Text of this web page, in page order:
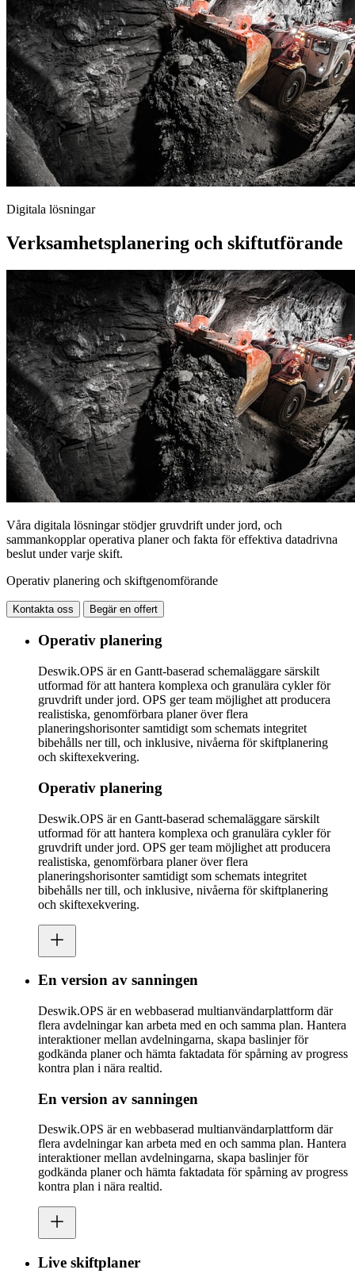
Digitala lösningar
Verksamhetsplanering och skiftutförande
Våra digitala lösningar stödjer gruvdrift under jord, och
sammankopplar operativa planer och fakta för effektiva datadrivna
beslut under varje skift.
Operativ planering och skiftgenomförande
Kontakta oss Begär en offert
Operativ planering
Deswik.OPS är en Gantt-baserad schemaläggare särskilt
utformad för att hantera komplexa och granulära cykler för
gruvdrift under jord. OPS ger team möjlighet att producera
realistiska, genomförbara planer över flera
planeringshorisonter samtidigt som schemats integritet
bibehålls ner till, och inklusive, nivåerna för skiftplanering
och skiftexekvering.
Operativ planering
Deswik.OPS är en Gantt-baserad schemaläggare särskilt
utformad för att hantera komplexa och granulära cykler för
gruvdrift under jord. OPS ger team möjlighet att producera
realistiska, genomförbara planer över flera
planeringshorisonter samtidigt som schemats integritet
bibehålls ner till, och inklusive, nivåerna för skiftplanering
och skiftexekvering.
En version av sanningen
Deswik.OPS är en webbaserad multianvändarplattform där
flera avdelningar kan arbeta med en och samma plan. Hantera
interaktioner mellan avdelningarna, skapa baslinjer för
godkända planer och hämta faktadata för spårning av progress
kontra plan i nära realtid.
En version av sanningen
Deswik.OPS är en webbaserad multianvändarplattform där
flera avdelningar kan arbeta med en och samma plan. Hantera
interaktioner mellan avdelningarna, skapa baslinjer för
godkända planer och hämta faktadata för spårning av progress
kontra plan i nära realtid.
Live skiftplaner